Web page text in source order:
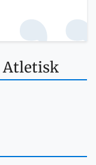
Atletisk